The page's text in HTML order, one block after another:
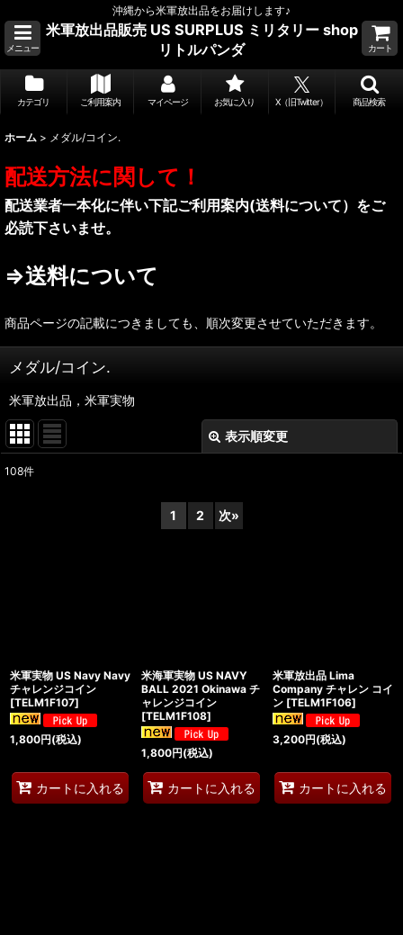
沖縄から米軍放出品をお届けします♪
メニュー
米軍放出品販売 US SURPLUS ミリタリー shop
リトルパンダ
カート
カテゴリ ご利用案内 マイページ お気に入り X（旧Twitter） 商品検索
ホーム > メダル/コイン.
配送方法に関して！
配送業者一本化に伴い下記ご利用案内(送料について）をご
必読下さいませ。
⇒送料について
商品ページの記載につきましても、順次変更させていただきます。
メダル/コイン.
米軍放出品，米軍実物
表示順変更
108件
1 2 次»
米軍実物 US Navy Navy
チャレンジコイン
[TELM1F107]
1,800円(税込)
カートに入れる
米海軍実物 US NAVY
BALL 2021 Okinawa チ
ャレンジコイン
[TELM1F108]
1,800円(税込)
カートに入れる
米軍放出品 Lima
Company チャレン コイ
ン [TELM1F106]
3,200円(税込)
カートに入れる